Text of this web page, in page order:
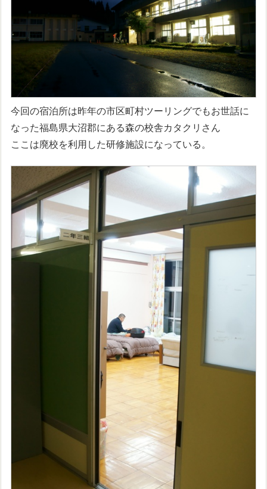
今回の宿泊所は昨年の市区町村ツーリングでもお世話に
なった福島県大沼郡にある森の校舎カタクリさん
ここは廃校を利用した研修施設になっている。